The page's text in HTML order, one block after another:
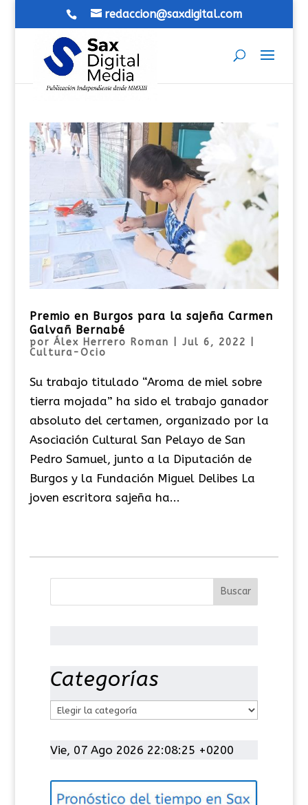
redaccion@saxdigital.com
Premio en Burgos para la sajeña Carmen
Galvañ Bernabé
por Álex Herrero Roman Jul 6, 2022
Cultura-Ocio
Su trabajo titulado “Aroma de miel sobre
tierra mojada” ha sido el trabajo ganador
absoluto del certamen, organizado por la
Asociación Cultural San Pelayo de San
Pedro Samuel, junto a la Diputación de
Burgos y la Fundación Miguel Delibes La
joven escritora sajeña ha...
Categorías
t
g
Vie, 07 Ago 2026 22:08:26 +0200